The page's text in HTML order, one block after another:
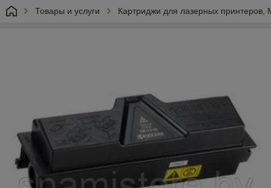
Товары и услуги Картриджи для лазерных